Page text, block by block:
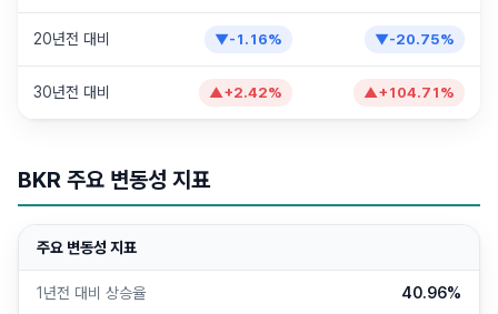
20년전 대비 ▼-1.16% ▼-20.75%
30년전 대비 ▲+2.42% ▲+ 104.71 %
BKR 주요 변동성 지표
주요 변동성 지표
1년전 대비 상승율 40.96%